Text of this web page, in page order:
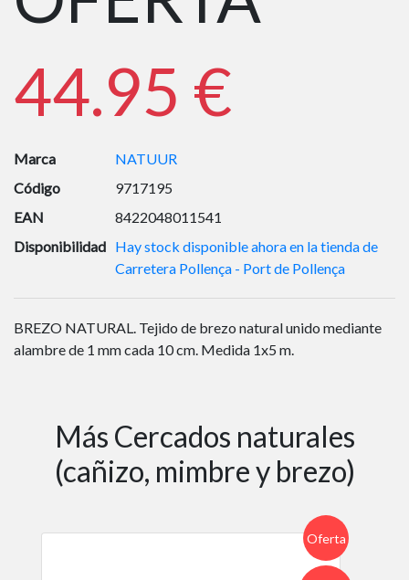
44.95 €
Marca
NATUUR
Código
9717195
EAN
8422048011541
Disponibilidad Hay stock disponible ahora en la tienda de
Carretera Pollença - Port de Pollença
BREZO NATURAL. Tejido de brezo natural unido mediante
alambre de 1 mm cada 10 cm. Medida 1x5 m.
Más Cercados naturales
(cañizo, mimbre y brezo)
Oferta